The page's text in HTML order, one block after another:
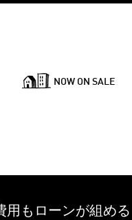
NOW ON SALE
用もローンが組め